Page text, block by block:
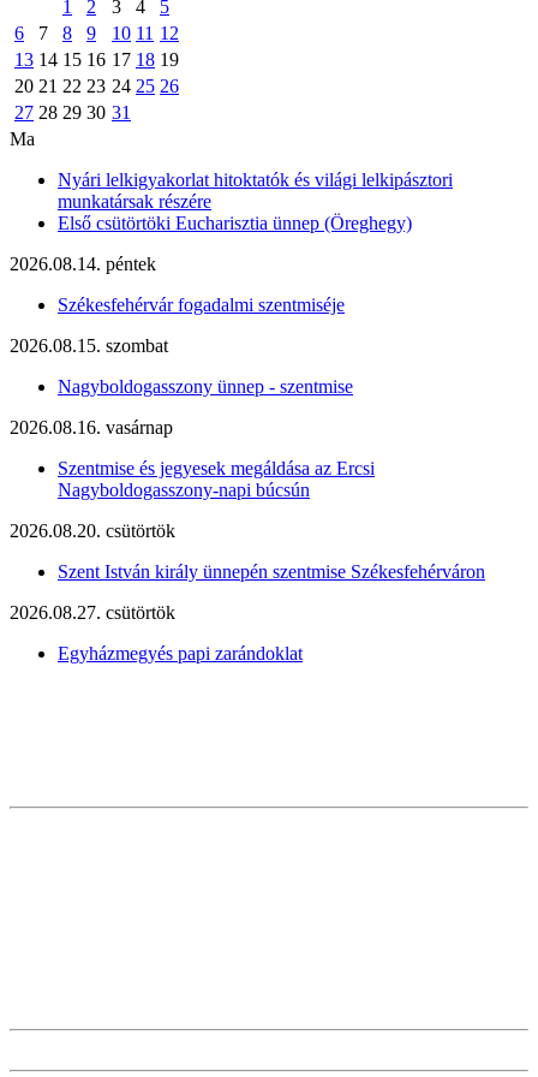
1 2 3 4
5
6
7 8 9 10 11 12
13 14 15 16 17 18 19
20 21 22 23 24 25 26
27 28 29 30 31
Ma
Nyári lelkigyakorlat hitoktatók és világi lelkipásztori
munkatársak részére
Első csütörtöki Eucharisztia ünnep (Öreghegy)
2026.08.14. péntek
Székesfehérvár fogadalmi szentmiséje
2026.08.15. szombat
Nagyboldogasszony ünnep - szentmise
2026.08.16. vasárnap
Szentmise és jegyesek megáldása az Ercsi
Nagyboldogasszony-napi búcsún
2026.08.20. csütörtök
Szent István király ünnepén szentmise Székesfehérváron
2026.08.27. csütörtök
Egyházmegyés papi zarándoklat